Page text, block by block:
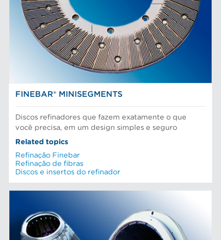
FINEBAR® MINISEGMENTS
Discos refinadores que fazem exatamente o que
você precisa, em um design simples e seguro
Related topics
Refinação Finebar
Refinação de fibras
Discos e insertos do refinador